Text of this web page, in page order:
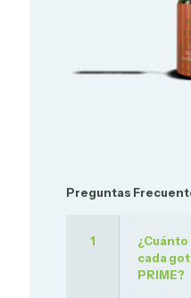
Preguntas
1
cada
PRIME?